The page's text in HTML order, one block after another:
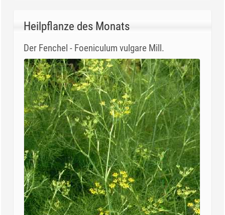
Heilpflanze des Monats
Der Fenchel - Foeniculum vulgare Mill.